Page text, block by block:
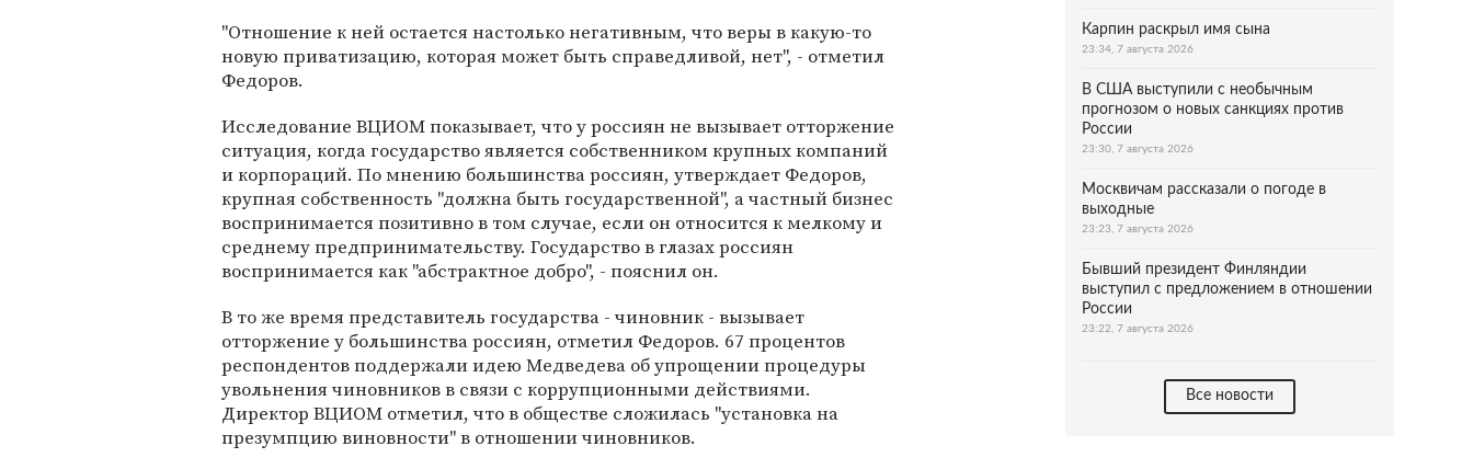
"Отношение к ней остается настолько негативным, что веры в какую-то
новую приватизацию, которая может быть справедливой, нет", - отметил
Федоров.
Исследование ВЦИОМ показывает, что у россиян не вызывает отторжение
ситуация, когда государство является собственником крупных компаний
и корпораций. По мнению большинства россиян, утверждает Федоров,
крупная собственность "должна быть государственной", а частный бизнес
воспринимается позитивно в том случае, если он относится к мелкому и
среднему предпринимательству. Государство в глазах россиян
воспринимается как "абстрактное добро", - пояснил он.
В то же время представитель государства - чиновник - вызывает
отторжение у большинства россиян, отметил Федоров. 67 процентов
респондентов поддержали идею Медведева об упрощении процедуры
увольнения чиновников в связи с коррупционными действиями.
Директор ВЦИОМ отметил, что в обществе сложилась "установка на
презумпцию виновности" в отношении чиновников.
Карпин раскрыл имя сына
23:34, 7 августа 2026
В США выступили с необычным
прогнозом о новых санкциях против
России
23:30, 7 августа 2026
Москвичам рассказали о погоде в
выходные
23:23, 7 августа 2026
Бывший президент Финляндии
выступил с предложением в отношении
России
23:22, 7 августа 2026
Все новости